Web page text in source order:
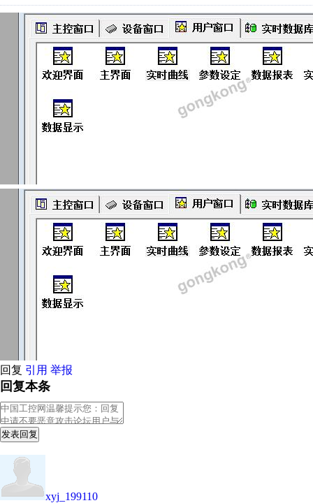
回复 引用 举报
回复本条
发表回复
xyj_199110